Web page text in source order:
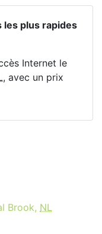
les plus rapides
Internet le
, avec un prix
Brook, NL